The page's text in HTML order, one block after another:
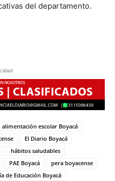
del departamento.
alimentación escolar Boyacá
El Diario Boyacá
hábitos saludables
PAE Boyacá
pera boyacense
de Educación Boyacá